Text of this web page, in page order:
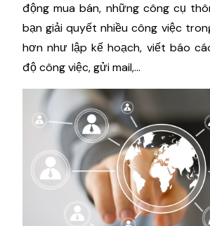
động mua bán, những công cụ
bạn giải quyết nhiều công việc
hơn như lập kế hoạch, viết báo
độ công việc, gửi mail,...